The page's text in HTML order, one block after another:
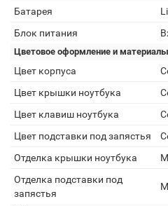
Батарея
Блок питания
Цветовое оформление и материалы
Цвет корпуса
Цвет крышки ноутбука
Цвет клавиш ноутбука
Цвет подставки под запястья
Отделка крышки ноутбука
Отделка подставки под
запястья